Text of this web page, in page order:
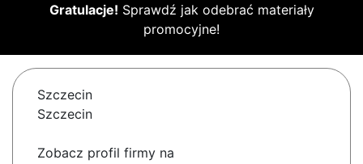
Gratulacje! Sprawdź jak odebrać materiały
promocyjne!
Szczecin
Szczecin
Zobacz profil firmy na